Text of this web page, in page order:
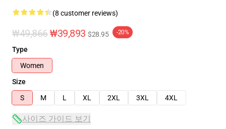
(8 customer reviews)
₩49,866₩39,893 $28.95 -20%
Type
Women
Size
S
M L XL 2XL 3XL 4XL
사이즈 가이드 보기